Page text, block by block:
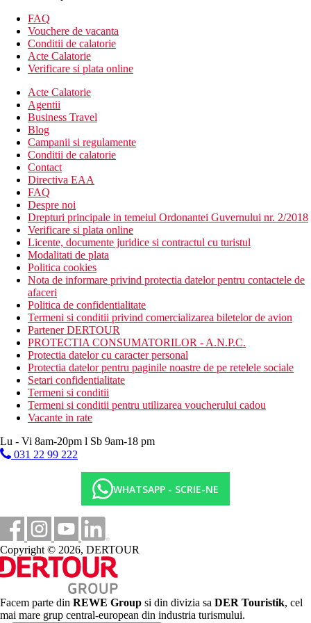
Masa
Bar ce serveste bauturi si light snacks pe timpul zilei
Categoria oficiala
3 stele
Distanţe
0 m
Distanta pana la plaja
Plaja
Hotel langa plaja
Vacanta la plaja
Galerie foto
FAQ
Vouchere de vacanta
Conditii de calatorie
Acte Calatorie
Verificare si plata online
Acte Calatorie
Agentii
Business Travel
Blog
Campanii si regulamente
Conditii de calatorie
Contact
Directiva EAA
FAQ
Despre noi
Drepturi principale in temeiul Ordonantei Guvernului nr. 2/2018
Verificare si plata online
Licente, documente juridice si contractul cu turistul
Modalitati de plata
Politica cookies
Nota de informare privind protectia datelor pentru contactele de
afaceri
Politica de confidentialitate
Termeni si conditii privind comercializarea biletelor de avion
Partener DERTOUR
PROTECTIA CONSUMATORILOR - A.N.P.C.
Protectia datelor cu caracter personal
Protectia datelor pentru paginile noastre de pe retelele sociale
Setari confidentialitate
Termeni si conditii
Termeni si conditii pentru utilizarea voucherului cadou
Vacante in rate
Lu - Vi 8am-20pm l Sb 9am-18 pm
031 22 99 222
WHATSAPP - SCRIE-NE
Copyright © 2026, DERTOUR
Facem parte din REWE Group si din divizia sa DER Touristik, cel
mai mare grup central-european din industria turismului.